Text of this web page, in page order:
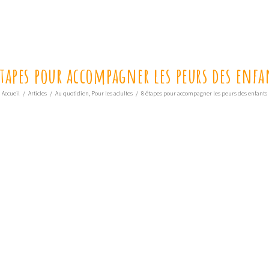
pour accompagner les peurs des
Accueil / Articles / Au quotidien, Pour les adultes / 8 étapes pour accompagner les peurs des enfants